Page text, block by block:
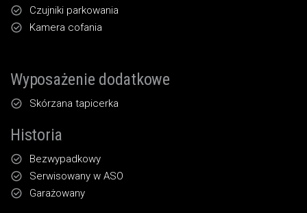
Czujniki parkowania
Kamera cofania
Wyposażenie dodatkowe
Skórzana tapicerka
Historia
Bezwypadkowy
Serwisowany w ASO
Garażowany